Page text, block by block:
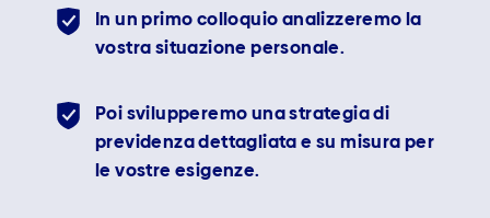
In un primo colloquio analizzeremo la
vostra situazione personale.
Poi svilupperemo una strategia di
previdenza dettagliata e su misura per
le vostre esigenze.